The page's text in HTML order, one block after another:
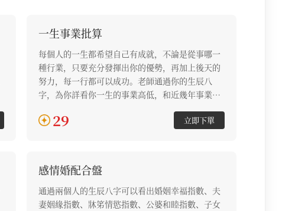
一生事業批算
每個人的一生都希望自己有成就，不論是從事哪一
種行業，只要充分發揮出你的優勢，再加上後天的
努力，每一行都可以成功。老師通過你的生辰八
字，為你詳看你一生的事業高低，和近幾年事業發
工？找對你的事業方向，你將擁有更多成功的可
29 立即下單
感情婚配合盤
通過兩個人的生辰八字可以看出婚姻幸福指數、夫
妻姻緣指數、牀笫情慾指數、公婆和睦指數、子女